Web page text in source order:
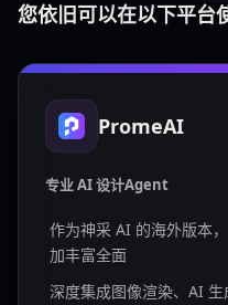
您依旧可以在以下平台
PromeAI
专业 AI 设计Agent
作为神采 AI 的海外版本
加丰富全面
深度集成图像渲染、AI